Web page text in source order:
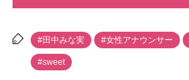
#田中みな実 #女性アナウンサー
#sweet